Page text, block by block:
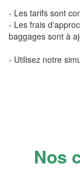
- Les tarifs sont
- Les frais
baggages sont à
- Utilisez notre
Nos